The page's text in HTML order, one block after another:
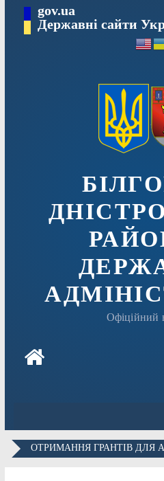
вмісту
gov.ua
Державні сайти
Офіційний
ОТРИМАННЯ ГРАНТІВ ДЛЯ